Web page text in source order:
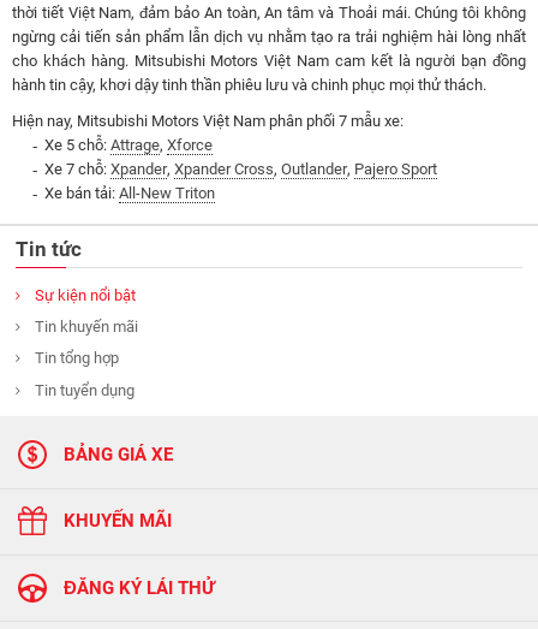
thời tiết Việt Nam, đảm bảo An toàn, An tâm và Thoải mái. Chúng tôi không
ngừng cải tiến sản phẩm lẫn dịch vụ nhằm tạo ra trải nghiệm hài lòng nhất
cho khách hàng. Mitsubishi Motors Việt Nam cam kết là người bạn đồng
hành tin cậy, khơi dậy tinh thần phiêu lưu và chinh phục mọi thử thách.
Hiện nay, Mitsubishi Motors Việt Nam phân phối 7 mẫu xe:
Xe 5 chỗ:Attrage,Xforce
Xe 7 chỗ:Xpander,Xpander Cross,Outlander, Pajero Sport
Xe bán tải:All-New Triton
Tin tức
Sự kiện nổi bật
Tin khuyến mãi
Tin tổng hợp
Tin tuyển dụng
BẢNG GIÁ XE
KHUYẾN MÃI
ĐĂNG KÝ LÁI THỬ